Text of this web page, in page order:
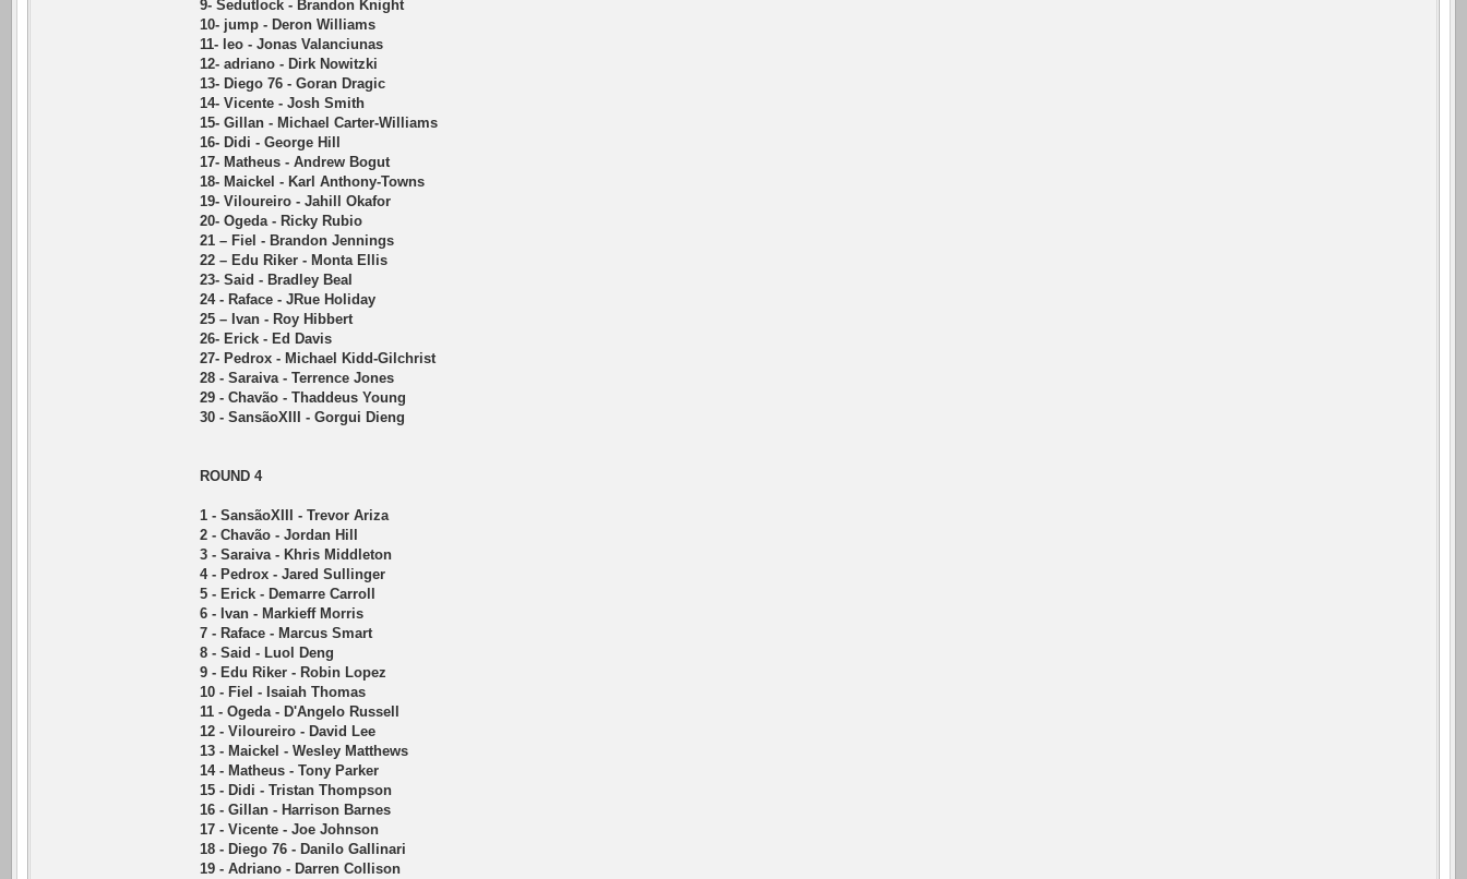
9- Sedutlock - Brandon Knight
10- jump - Deron Williams
11- leo - Jonas Valanciunas
12- adriano - Dirk Nowitzki
13- Diego 76 - Goran Dragic
14- Vicente - Josh Smith
15- Gillan - Michael Carter-Williams
16- Didi - George Hill
17- Matheus - Andrew Bogut
18- Maickel - Karl Anthony-Towns
19- Viloureiro - Jahill Okafor
20- Ogeda - Ricky Rubio
21 – Fiel - Brandon Jennings
22 – Edu Riker - Monta Ellis
23- Said - Bradley Beal
24 - Raface - JRue Holiday
25 – Ivan - Roy Hibbert
26- Erick - Ed Davis
27- Pedrox - Michael Kidd-Gilchrist
28 - Saraiva - Terrence Jones
29 - Chavão - Thaddeus Young
30 - SansãoXIII - Gorgui Dieng
ROUND 4
1 - SansãoXIII - Trevor Ariza
2 - Chavão - Jordan Hill
3 - Saraiva - Khris Middleton
4 - Pedrox - Jared Sullinger
5 - Erick - Demarre Carroll
6 - Ivan - Markieff Morris
7 - Raface - Marcus Smart
8 - Said - Luol Deng
9 - Edu Riker - Robin Lopez
10 - Fiel - Isaiah Thomas
11 - Ogeda - D'Angelo Russell
12 - Viloureiro - David Lee
13 - Maickel - Wesley Matthews
14 - Matheus - Tony Parker
15 - Didi - Tristan Thompson
16 - Gillan - Harrison Barnes
17 - Vicente - Joe Johnson
18 - Diego 76 - Danilo Gallinari
19 - Adriano - Darren Collison